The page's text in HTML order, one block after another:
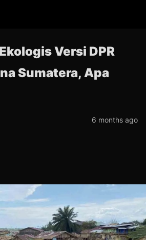
Versi DPR
Sumatera, Apa
6 months ago